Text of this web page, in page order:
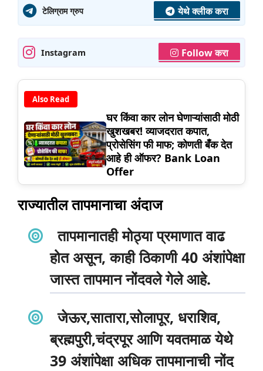
टेलिग्राम ग्रुप येथे क्लीक करा
Instagram Follow करा
Also Read
घर किंवा कार लोन घेणाऱ्यांसाठी मोठी
खुशखबर! व्याजदरात कपात,
प्रोसेसिंग फी माफ; कोणती बँक देत
आहे ही ऑफर? Bank Loan
Offer
राज्यातील तापमानाचा अंदाज
तापमानातही मोठ्या प्रमाणात वाढ
होत असून, काही ठिकाणी 40 अंशांपेक्षा
जास्त तापमान नोंदवले गेले आहे.
जेऊर,सातारा,सोलापूर, धराशिव,
ब्रह्मपुरी,चंद्रपूर आणि यवतमाळ येथे
39 अंशांपेक्षा अधिक तापमानाची नोंद